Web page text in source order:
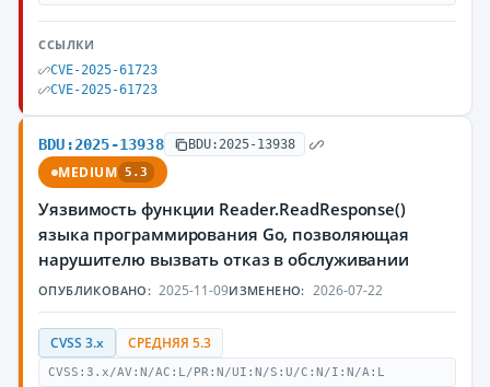
ССЫЛКИ
CVE-2025-61723
CVE-2025-61723
BDU:2025-13938 BDU:2025-13938
MEDIUM 5.3
Уязвимость функции Reader.ReadResponse()
языка программирования Go, позволяющая
нарушителю вызвать отказ в обслуживании
ОПУБЛИКОВАНО: 2025-11-09ИЗМЕНЕНО: 2026-07-22
CVSS 3.x СРЕДНЯЯ 5.3
CVSS:3.x/AV:N/AC:L/PR:N/UI:N/S:U/C:N/I:N/A:L